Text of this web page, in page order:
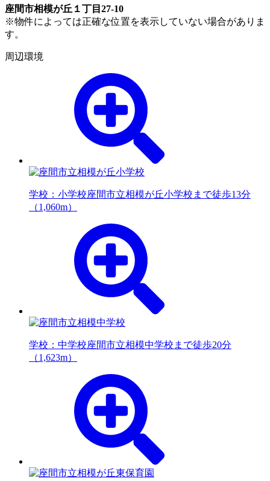
座間市相模が丘１丁目27-10
※物件によっては正確な位置を表示していない場合がありま
す。
周辺環境
学校：小学校座間市立相模が丘小学校まで徒歩13分
（1,060m）
学校：中学校座間市立相模中学校まで徒歩20分
（1,623m）